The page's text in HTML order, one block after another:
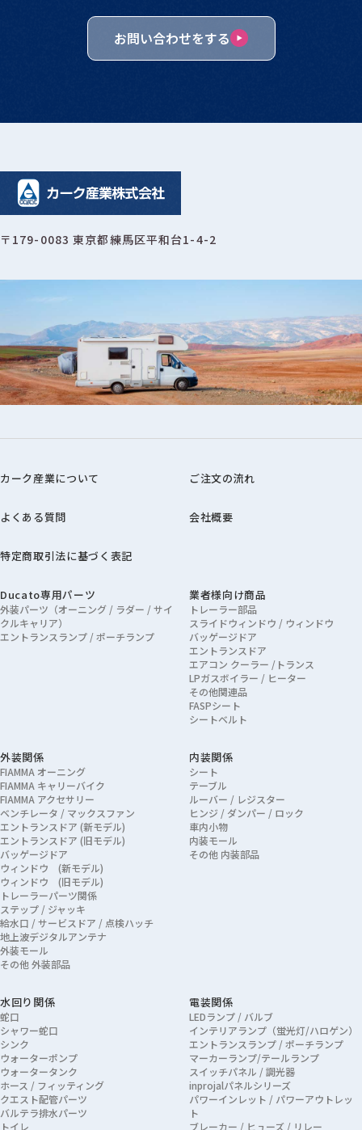
お問い合わせをする
〒179-0083 東京都練馬区平和台1-4-2
カーク産業について ご注文の流れ
よくある質問 会社概要
特定商取引法に基づく表記
Ducato専用パーツ
外装パーツ（オーニング / ラダー / サイ
クルキャリア）
エントランスランプ / ポーチランプ
業者様向け商品
トレーラー部品
スライドウィンドウ / ウィンドウ
バッゲージドア
エントランスドア
エアコン クーラー /トランス
LPガスボイラー / ヒーター
その他関連品
FASPシート
シートベルト
外装関係
FIAMMA オーニング
FIAMMA キャリーバイク
FIAMMA アクセサリー
ベンチレータ / マックスファン
エントランスドア (新モデル)
エントランスドア (旧モデル)
バッゲージドア
ウィンドウ (新モデル)
ウィンドウ (旧モデル)
トレーラーパーツ関係
ステップ / ジャッキ
給水口 / サービスドア / 点検ハッチ
地上波デジタルアンテナ
外装モール
その他 外装部品
内装関係
シート
テーブル
ルーバー / レジスター
ヒンジ / ダンパー / ロック
車内小物
内装モール
その他 内装部品
水回り関係
蛇口
シャワー蛇口
シンク
ウォーターポンプ
ウォータータンク
ホース / フィッティング
クエスト配管パーツ
バルテラ排水パーツ
トイレ
電装関係
LEDランプ / バルブ
インテリアランプ（蛍光灯/ハロゲン）
エントランスランプ / ポーチランプ
マーカーランプ/テールランプ
スイッチパネル / 調光器
inprojalパネルシリーズ
パワーインレット / パワーアウトレッ
ト
ブレーカー / ヒューズ / リレー